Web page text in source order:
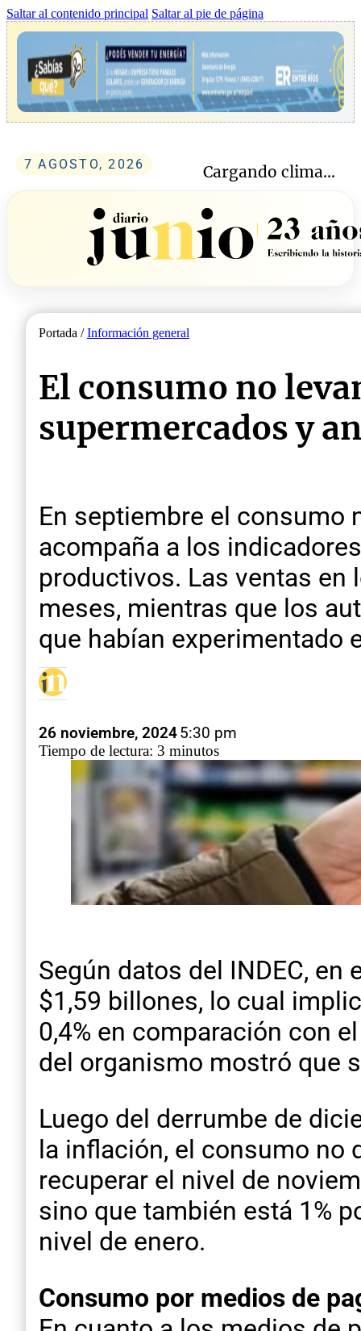
Saltar al contenido principal Saltar al pie de página
7 AGOSTO, 2026 Cargando clima...
Portada /Información general
El consumo no
supermercados y
En septiembre el consumo
acompaña a los
productivos. Las ventas
meses, mientras que los
que habían experimentado
26 noviembre, 20245:30 pm
Tiempo de lectura: 3 minutos
Según datos del INDEC,
$1,59 billones, lo cual
0,4% en comparación con
del organismo mostró que
Luego del derrumbe de
la inflación, el consumo no
recuperar el nivel de
sino que también está 1%
nivel de enero.
Consumo por medios de